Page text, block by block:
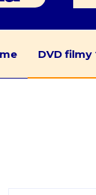
DVD filmy